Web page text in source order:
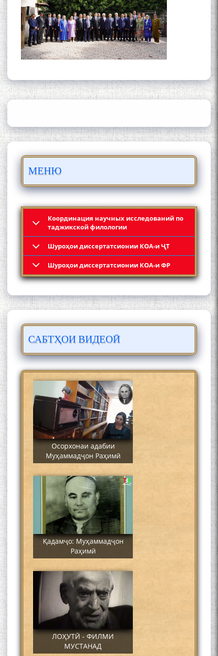
МЕНЮ
Координация научных исследований по
таджикской филологии
Шyроҳои диссертатсионии КОА-и ҶТ
Шyроҳои диссертатсионии КОА-и ФР
САБТҲОИ ВИДЕОӢ
АЗ ҶОНИБИ ОЛИМОНИ
АКАДЕМИЯИ МИЛЛИИ
БО 4 000 000 СОМОНӢ
ПАЙКАРА ВА ОСОРХОНАИ
ШУД!
Кадамчо Худои Шарифзода
Сайре дар Осорхона
Муҳаммадҷон Раҳимӣ
Осорхонаи адабии
Муҳаммадҷон Раҳимӣ
Қадамҷо: Муҳаммадҷон
Раҳимӣ
ЛОҲУТӢ - ФИЛМИ
МУСТАНАД